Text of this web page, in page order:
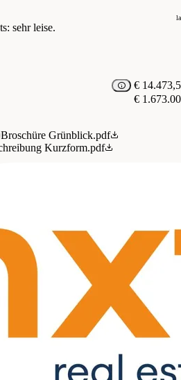
sehr leise.
€
€
Broschüre Grünblick.pdf
Kurzform.pdf